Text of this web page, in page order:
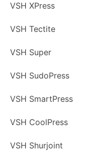
VSH XPress
VSH Tectite
VSH Super
VSH SudoPress
VSH SmartPress
VSH CoolPress
VSH Shurjoint